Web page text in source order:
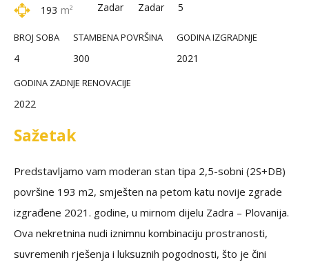
193 m² Zadar Zadar 5
BROJ SOBA
4
STAMBENA POVRŠINA
300
GODINA IZGRADNJE
2021
GODINA ZADNJE RENOVACIJE
2022
Sažetak
Predstavljamo vam moderan stan tipa 2,5-sobni (2S+DB)
površine 193 m2, smješten na petom katu novije zgrade
izgrađene 2021. godine, u mirnom dijelu Zadra – Plovanija.
Ova nekretnina nudi iznimnu kombinaciju prostranosti,
suvremenih rješenja i luksuznih pogodnosti, što je čini